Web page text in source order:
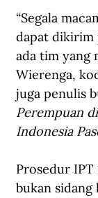
“Segala
dapat dikirim
ada tim yang
Wierenga,
juga penulis
Perempuan
Indonesia
Prosedur IPT
bukan